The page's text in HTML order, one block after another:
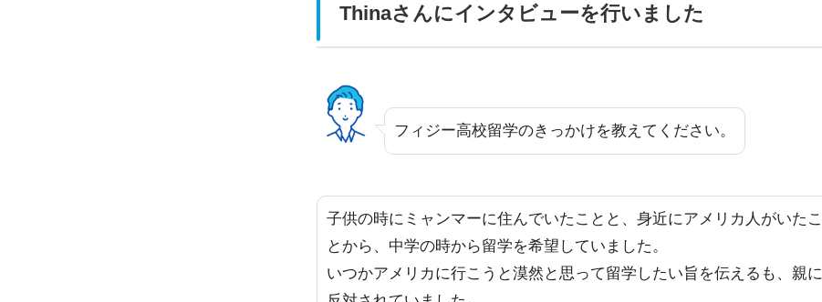
Thinaさんにインタビューを行いました
フィジー高校留学のきっかけを教えてください。
子供の時にミャンマーに住んでいたことと、身近にアメリカ人がいたこ
とから、中学の時から留学を希望していました。
いつかアメリカに行こうと漠然と思って留学したい旨を伝えるも、親に